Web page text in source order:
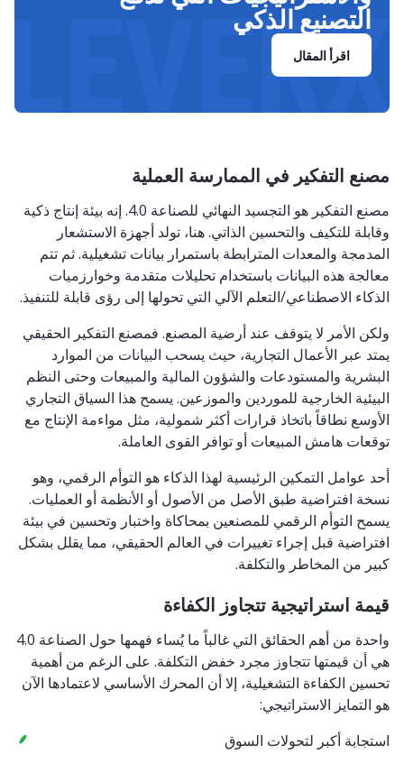
LEVERX
التصنيع الذكي
اقرأ المقال
مصنع التفكير في الممارسة العملية
مصنع التفكير هو التجسيد النهائي للصناعة 4.0. إنه بيئة إنتاج ذكية
وقابلة للتكيف والتحسين الذاتي. هنا، تولد أجهزة الاستشعار
المدمجة والمعدات المترابطة باستمرار بيانات تشغيلية. ثم تتم
معالجة هذه البيانات باستخدام تحليلات متقدمة وخوارزميات
الذكاء الاصطناعي/التعلم الآلي التي تحولها إلى رؤى قابلة للتنفيذ.
ولكن الأمر لا يتوقف عند أرضية المصنع. فمصنع التفكير الحقيقي
يمتد عبر الأعمال التجارية، حيث يسحب البيانات من الموارد
البشرية والمستودعات والشؤون المالية والمبيعات وحتى النظم
البيئية الخارجية للموردين والموزعين. يسمح هذا السياق التجاري
الأوسع نطاقاً باتخاذ قرارات أكثر شمولية، مثل مواءمة الإنتاج مع
توقعات هامش المبيعات أو توافر القوى العاملة.
أحد عوامل التمكين الرئيسية لهذا الذكاء هو التوأم الرقمي، وهو
نسخة افتراضية طبق الأصل من الأصول أو الأنظمة أو العمليات.
يسمح التوأم الرقمي للمصنعين بمحاكاة واختبار وتحسين في بيئة
افتراضية قبل إجراء تغييرات في العالم الحقيقي، مما يقلل بشكل
كبير من المخاطر والتكلفة.
قيمة استراتيجية تتجاوز الكفاءة
واحدة من أهم الحقائق التي غالباً ما يُساء فهمها حول الصناعة 4.0
هي أن قيمتها تتجاوز مجرد خفض التكلفة. على الرغم من أهمية
تحسين الكفاءة التشغيلية، إلا أن المحرك الأساسي لاعتمادها الآن
هو التمايز الاستراتيجي:
استجابة أكبر لتحولات السوق